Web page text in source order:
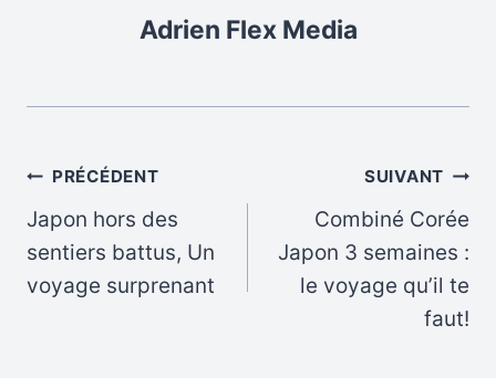
Adrien Flex Media
Navigation
de
l’article
PRÉCÉDENT
Japon hors des
sentiers battus, Un
voyage surprenant
SUIVANT
Combiné Corée
Japon 3 semaines :
le voyage qu’il te
faut!